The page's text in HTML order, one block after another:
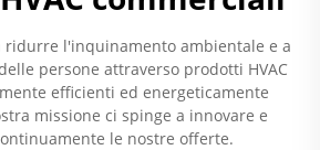
ridurre l'inquinamento ambientale e a
persone attraverso prodotti HVAC
efficienti ed energeticamente
missione ci spinge a innovare e
le nostre offerte.